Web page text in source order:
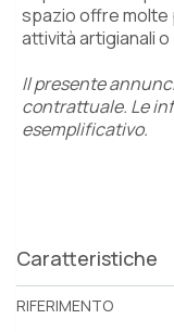
spazio offre molte
attività artigianali
Il presente
contrattuale. Le
esemplificativo.
Caratteristiche
RIFERIMENTO